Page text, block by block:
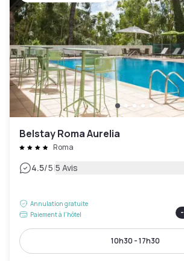
Belstay Roma Aurelia
Roma
4.5/5|5 Avis
Annulation gratuite
Paiement à l'hôtel
-
10h30 - 17h30